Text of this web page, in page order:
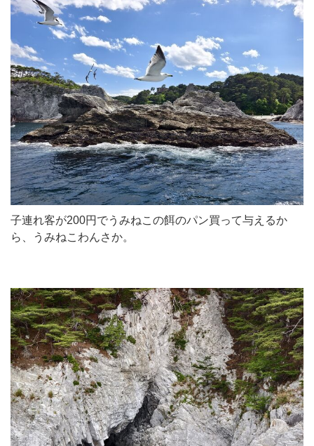
子連れ客が200円でうみねこの餌のパン買って与えるか
ら、うみねこわんさか。